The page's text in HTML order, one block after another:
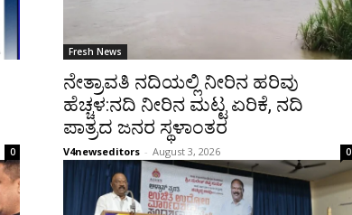
0
Fresh News
ನೇತ್ರಾವತಿ ನದಿಯಲ್ಲಿ ನೀರಿನ ಹರಿವು
ಹೆಚ್ಚಳ:ನದಿ ನೀರಿನ ಮಟ್ಟ ಏರಿಕೆ, ನದಿ
ಪಾತ್ರದ ಜನರ ಸ್ಥಳಾಂತರ
V4newseditors - August 3, 2026 0